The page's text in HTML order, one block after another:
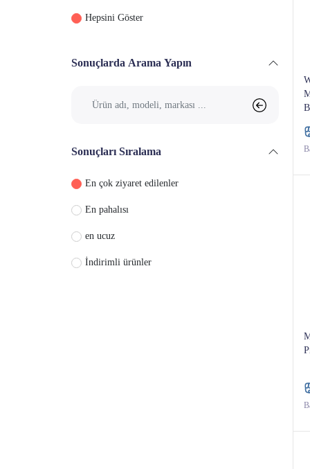
Hepsini Göster
Sonuçlarda Arama Yapın
Sonuçları Sıralama
En çok ziyaret edilenler
En pahalısı
en ucuz
İndirimli ürünler